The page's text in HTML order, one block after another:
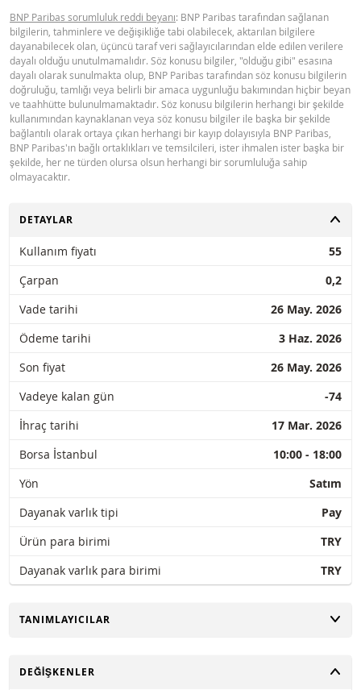
BNP Paribas sorumluluk reddi beyanı: BNP Paribas tarafından sağlanan
bilgilerin, tahminlere ve değişikliğe tabi olabilecek, aktarılan bilgilere
dayanabilecek olan, üçüncü taraf veri sağlayıcılarından elde edilen verilere
dayalı olduğu unutulmamalıdır. Söz konusu bilgiler, "olduğu gibi" esasına
dayalı olarak sunulmakta olup, BNP Paribas tarafından söz konusu bilgilerin
doğruluğu, tamlığı veya belirli bir amaca uygunluğu bakımından hiçbir beyan
ve taahhütte bulunulmamaktadır. Söz konusu bilgilerin herhangi bir şekilde
kullanımından kaynaklanan veya söz konusu bilgiler ile başka bir şekilde
bağlantılı olarak ortaya çıkan herhangi bir kayıp dolayısıyla BNP Paribas,
BNP Paribas'ın bağlı ortaklıkları ve temsilcileri, ister ihmalen ister başka bir
şekilde, her ne türden olursa olsun herhangi bir sorumluluğa sahip
olmayacaktır.
AÇ
DETAYLAR
Kullanım fiyatı
55
Çarpan
0,2
Vade tarihi
26 May. 2026
Ödeme tarihi
3 Haz. 2026
Son fiyat
26 May. 2026
Vadeye kalan gün
-74
İhraç tarihi
17 Mar. 2026
Borsa İstanbul
10:00 - 18:00
Yön
Satım
Dayanak varlık tipi
Pay
Ürün para birimi
TRY
Dayanak varlık para birimi
TRY
AÇ
TANIMLAYICILAR
AÇ
DEĞIŞKENLER